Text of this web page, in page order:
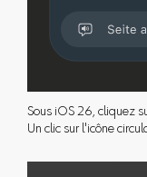
Sous iOS 26, cliquez
Un clic sur l'icône